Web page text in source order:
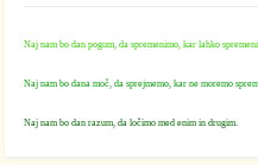
Naj nam bo dan pogum, da spremenimo, kar lahko
Naj nam bo dana moč, da sprejmemo, kar ne moremo
Naj nam bo dan razum, da ločimo med enim in drugim.